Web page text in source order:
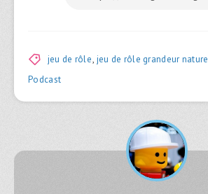
jeu de rôle, jeu de rôle grandeur nature
Podcast